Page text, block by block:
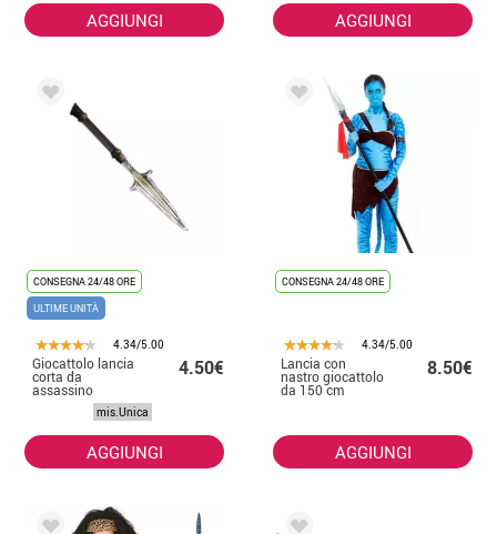
AGGIUNGI AGGIUNGI
CONSEGNA 24/48 ORE
ULTIME UNITÀ
4.34/5.00
Giocattolo lancia
corta da
assassino
4.50€
mis.Unica
AGGIUNGI
CONSEGNA 24/48 ORE
4.34/5.00
Lancia con
nastro giocattolo
da 150 cm
8.50€
AGGIUNGI